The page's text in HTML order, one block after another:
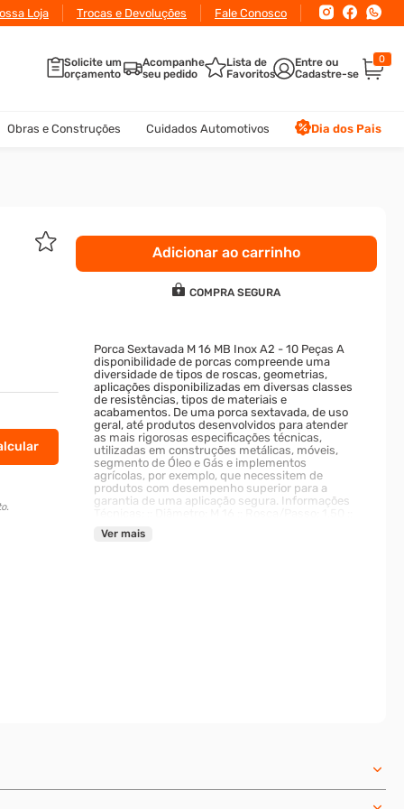
para pagamento via Pix ou Boleto
Loja Trocas e Devoluções Fale Conosco
Solicite um
orçamento
Acompanhe
seu pedido
Lista de
Favoritos
0
Obras e Construções Cuidados Automotivos Dia dos Pais
Adicionar ao carrinho
COMPRA SEGURA
Porca Sextavada M 16 MB Inox A2 - 10 Peças A
disponibilidade de porcas compreende uma
diversidade de tipos de roscas, geometrias,
aplicações disponibilizadas em diversas classes
de resistências, tipos de materiais e
acabamentos. De uma porca sextavada, de uso
geral, até produtos desenvolvidos para atender
as mais rigorosas especificações técnicas,
utilizadas em construções metálicas, móveis,
segmento de Óleo e Gás e implementos
agrícolas, por exemplo, que necessitem de
produtos com desempenho superior para a
garantia de uma aplicação segura. Informações
Inoxidável 304 :: Acabamento: Passivado ::
Ver mais